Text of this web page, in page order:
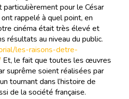
pour le César
rappelé à quel point, en
cinéma était très élevé et
résultats au niveau du public.
les-raisons-detre-
Et, le fait que toutes les œuvres
suprême soient réalisées par
tournant dans l’histoire de
de la société française.